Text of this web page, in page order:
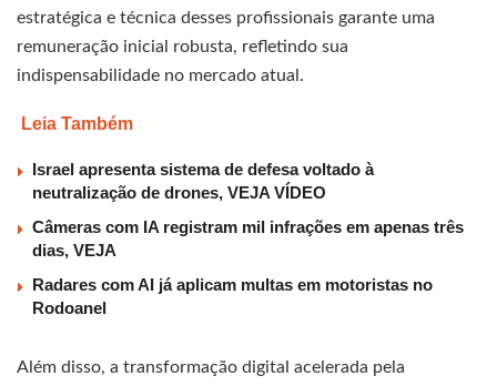
estratégica e técnica desses profissionais garante uma
remuneração inicial robusta, refletindo sua
indispensabilidade no mercado atual.
Leia Também
Israel apresenta sistema de defesa voltado à
neutralização de drones, VEJA VÍDEO
Câmeras com IA registram mil infrações em apenas três
dias, VEJA
Radares com AI já aplicam multas em motoristas no
Rodoanel
Além disso, a transformação digital acelerada pela